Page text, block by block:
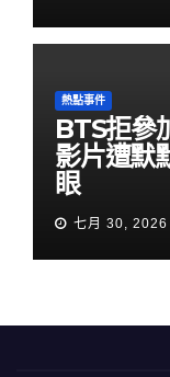
熱點事件
BTS拒參
影片遭默
眼
七月 30, 2026